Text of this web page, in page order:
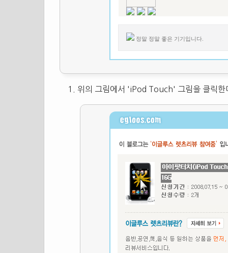
정말 정말 좋은 기기입니다.
위의 그림에서 'iPod Touch' 그림을 클릭한